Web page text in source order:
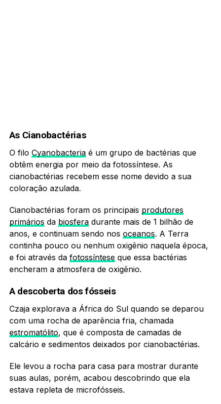
As Cianobactérias
O filo Cyanobacteriaé um grupo de bactérias que
obtêm energia por meio da fotossíntese. As
cianobactérias recebem esse nome devido a sua
coloração azulada.
Cianobactérias foram os principais produtores
primários da biosferadurante mais de 1 bilhão de
anos, e continuam sendo nos oceanos. A Terra
continha pouco ou nenhum oxigênio naquela época,
e foi através da fotossínteseque essa bactérias
encheram a atmosfera de oxigênio.
A descoberta dos fósseis
Czaja explorava a África do Sul quando se deparou
com uma rocha de aparência fria, chamada
estromatólito, que é composta de camadas de
calcário e sedimentos deixados por cianobactérias.
Ele levou a rocha para casa para mostrar durante
suas aulas, porém, acabou descobrindo que ela
estava repleta de microfósseis.